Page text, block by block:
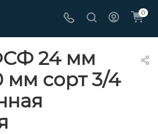
0
24 мм
мм сорт 3/4